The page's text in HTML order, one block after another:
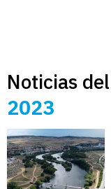
Noticias del
2023